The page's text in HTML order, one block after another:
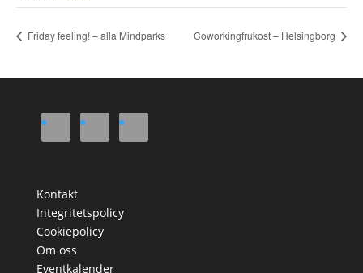
Friday feeling! – alla Mindparks Coworkingfrukost – Helsingborg
Kontakt
Integritetspolicy
Cookiepolicy
Om oss
Eventkalender